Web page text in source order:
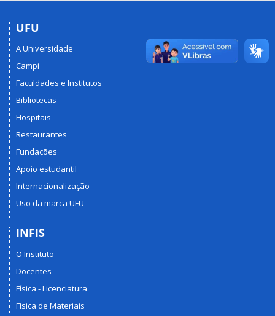
UFU
A Universidade
Campi
Faculdades e Institutos
Bibliotecas
Hospitais
Restaurantes
Fundações
Apoio estudantil
Internacionalização
Uso da marca UFU
INFIS
O Instituto
Docentes
Física - Licenciatura
Física de Materiais